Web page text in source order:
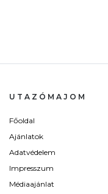
UTAZÓMAJOM
Főoldal
Ajánlatok
Adatvédelem
Impresszum
Médiaajánlat